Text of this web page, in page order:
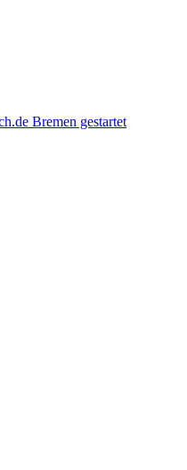
Bremen gestartet